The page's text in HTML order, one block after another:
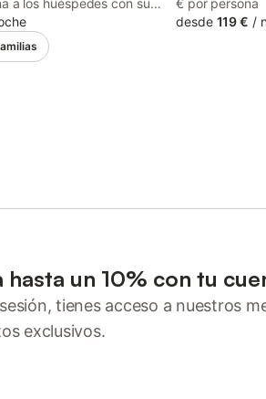
a los huéspedes con sus
La villa de 120 m²
de estar, una cocina
lavavajillas, 3
y ducha exterior.
más cercana: 2,17km.
coche al bar más
Distancia a pie/en coche
más cercano: 1,94km.
€ por persona
desde 119 € /
hasta un 10% con tu
tienes acceso a nuestros
exclusivos.